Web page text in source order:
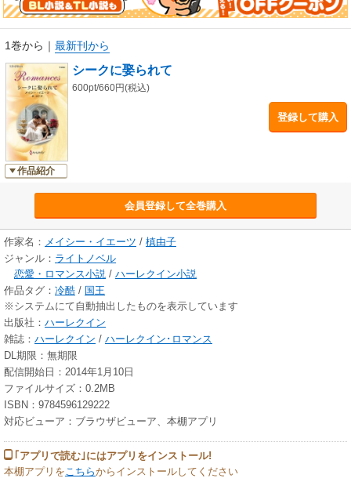
ロインが赤ん坊を巡って散らす火花は、やがて恋の炎となり……。
1巻から ｜ 最新刊から
作品紹介
シークに娶られて
600pt/660円(税込)
登録して購入
会員登録して全巻購入
作家名： メイシー・イエーツ / 槙由子
ジャンル： ライトノベル
恋愛・ロマンス小説 / ハーレクイン小説
作品タグ： 冷酷 / 国王
※システムにて自動抽出したものを表示しています
出版社： ハーレクイン
雑誌： ハーレクイン / ハーレクイン･ロマンス
DL期限：無期限
配信開始日：2014年1月10日
ファイルサイズ：0.2MB
ISBN：9784596129222
対応ビューア：ブラウザビューア、本棚アプリ
｢アプリで読む｣にはアプリをインストール!
本棚アプリを こちらからインストールしてください